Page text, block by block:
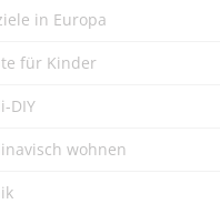
in Europa
für Kinder
DIY
wohnen